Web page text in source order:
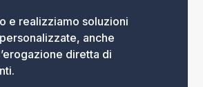
e realizziamo soluzioni
anche
diretta di